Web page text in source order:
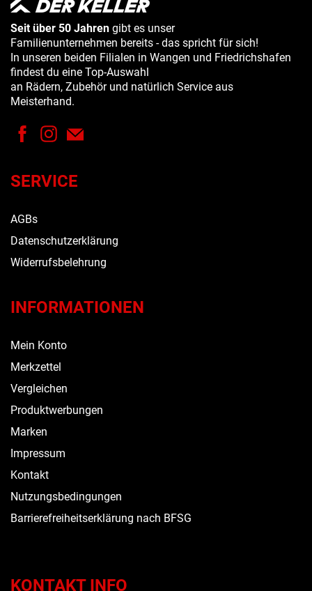
Seit über 50 Jahren gibt es unser
Familienunternehmen bereits - das spricht für sich!
In unseren beiden Filialen in Wangen und Friedrichshafen
findest du eine Top-Auswahl
an Rädern, Zubehör und natürlich Service aus
Meisterhand.
SERVICE
AGBs
Datenschutzerklärung
Widerrufsbelehrung
INFORMATIONEN
Mein Konto
Merkzettel
Vergleichen
Produktwerbungen
Marken
Impressum
Kontakt
Nutzungsbedingungen
Barrierefreiheitserklärung nach BFSG
KONTAKT INFO